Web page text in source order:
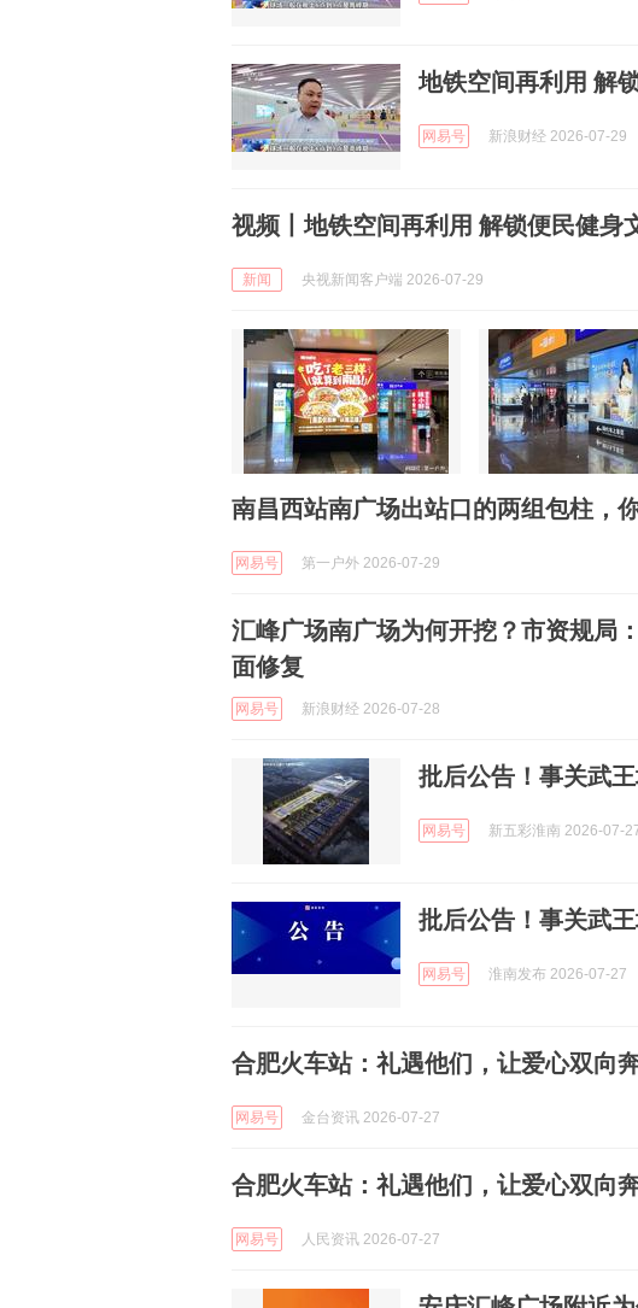
地铁空间再利用 解
网易号 新浪财经 2026-07-29
视频丨地铁空间再利用 解锁便民健身
新闻 央视新闻客户端 2026-07-29
南昌西站南广场出站口的两组包柱，
网易号 第一户外 2026-07-29
汇峰广场南广场为何开挖？市资规局
面修复
网易号 新浪财经 2026-07-28
批后公告！事关武
网易号 新五彩淮南 2026-07-
批后公告！事关武
网易号 淮南发布 2026-07-27
合肥火车站：礼遇他们，让爱心双向
网易号 金台资讯 2026-07-27
合肥火车站：礼遇他们，让爱心双向
网易号 人民资讯 2026-07-27